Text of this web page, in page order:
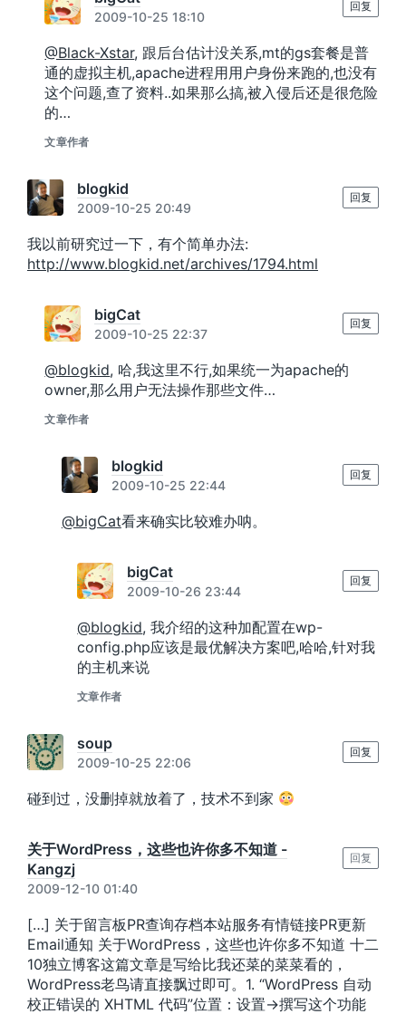
2009-10-25 18:10
@Black-Xstar, 跟后台估计没关系,mt的gs套餐是普
通的虚拟主机,apache进程用用户身份来跑的,也没有
这个问题,查了资料..如果那么搞,被入侵后还是很危险
的…
文章作者
回复
blogkid
2009-10-25 20:49
我以前研究过一下，有个简单办法:
http://www.blogkid.net/archives/1794.html
回复
bigCat
2009-10-25 22:37
@blogkid, 哈,我这里不行,如果统一为apache的
owner,那么用户无法操作那些文件…
文章作者
回复
blogkid
2009-10-25 22:44
@bigCat看来确实比较难办呐。
回复
bigCat
2009-10-26 23:44
@blogkid, 我介绍的这种加配置在wp-
config.php应该是最优解决方案吧,哈哈,针对我
的主机来说
文章作者
回复
soup
2009-10-25 22:06
碰到过，没删掉就放着了，技术不到家
回复
关于WordPress，这些也许你多不知道 -
Kangzj
2009-12-10 01:40
[…] 关于留言板PR查询存档本站服务有情链接PR更新
Email通知 关于WordPress，这些也许你多不知道 十二
10独立博客这篇文章是写给比我还菜的菜菜看的，
WordPress老鸟请直接飘过即可。1. “WordPress 自动
校正错误的 XHTML 代码”位置：设置->撰写这个功能
回复